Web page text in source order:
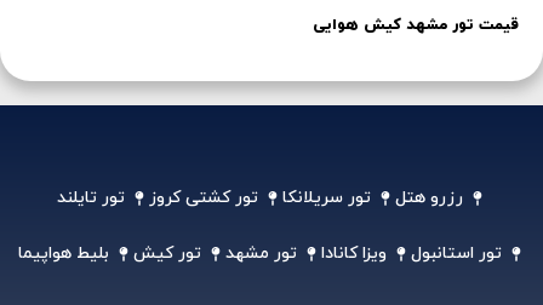
قیمت تور مشهد کیش هوایی
رزرو هتل تور سریلانکا تور کشتی کروز تور تایلند
تور استانبول ویزا کانادا تور مشهد تور کیش بلیط هواپیما